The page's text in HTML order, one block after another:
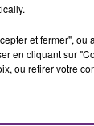
PORTES
l'une des
ses
et fermer",
en cliquant sur
ou retirer votre